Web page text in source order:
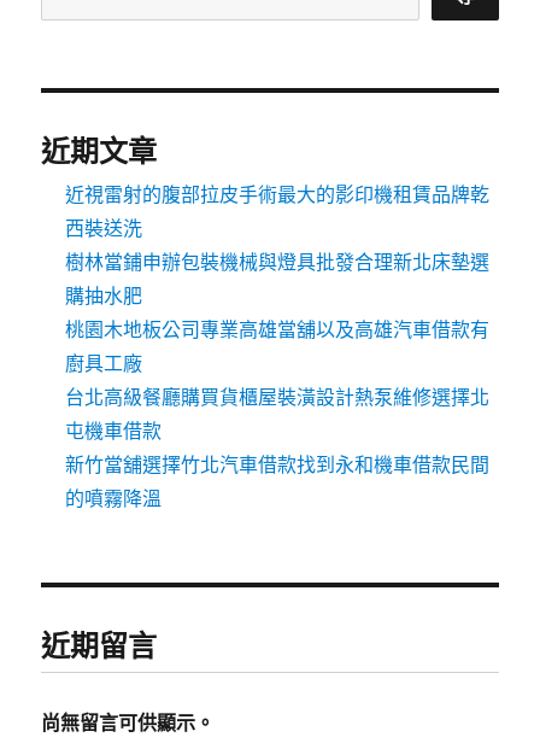
近期文章
近視雷射的腹部拉皮手術最大的影印機租賃品牌乾
西裝送洗
樹林當鋪申辦包裝機械與燈具批發合理新北床墊選
購抽水肥
桃園木地板公司專業高雄當舖以及高雄汽車借款有
廚具工廠
台北高級餐廳購買貨櫃屋裝潢設計熱泵維修選擇北
屯機車借款
新竹當舖選擇竹北汽車借款找到永和機車借款民間
的噴霧降溫
近期留言
尚無留言可供顯示。